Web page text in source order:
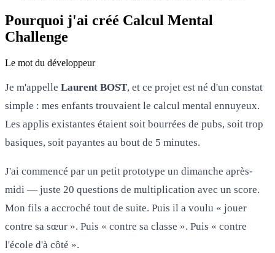
Pourquoi j'ai créé Calcul Mental
Challenge
Le mot du développeur
Je m'appelle Laurent BOST, et ce projet est né d'un constat
simple : mes enfants trouvaient le calcul mental ennuyeux.
Les applis existantes étaient soit bourrées de pubs, soit trop
basiques, soit payantes au bout de 5 minutes.
J'ai commencé par un petit prototype un dimanche après-
midi — juste 20 questions de multiplication avec un score.
Mon fils a accroché tout de suite. Puis il a voulu « jouer
contre sa sœur ». Puis « contre sa classe ». Puis « contre
l'école d'à côté ».